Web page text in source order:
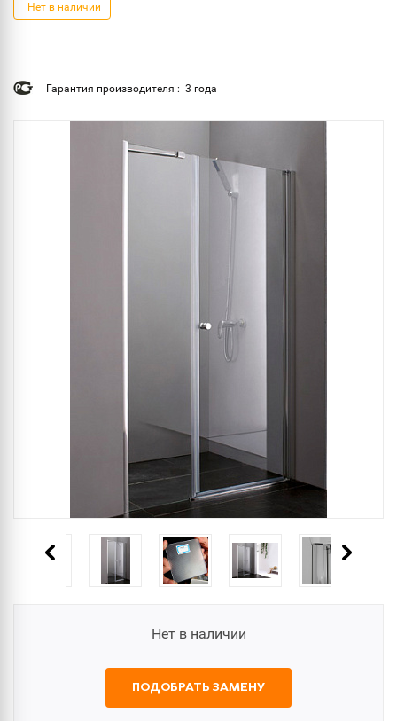
Нет в наличии
Гарантия производителя : 3 года
Нет в наличии
ПОДОБРАТЬ ЗАМЕНУ